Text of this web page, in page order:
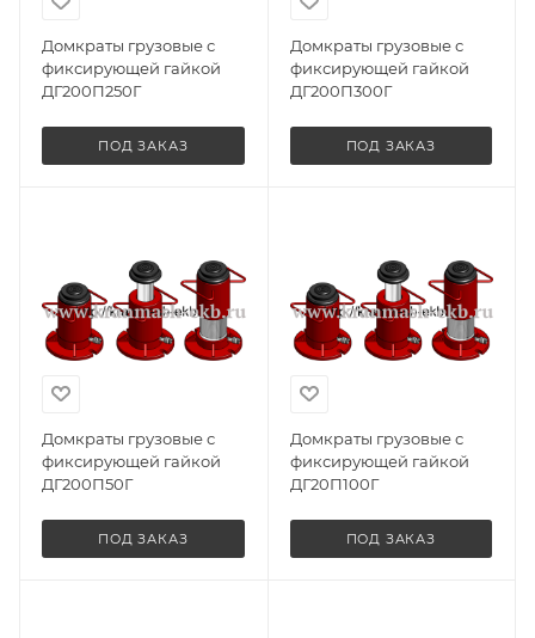
Домкраты грузовые с
фиксирующей гайкой
ДГ200П250Г
ПОД ЗАКАЗ
Домкраты грузовые с
фиксирующей гайкой
ДГ200П300Г
ПОД ЗАКАЗ
Домкраты грузовые с
фиксирующей гайкой
ДГ200П50Г
ПОД ЗАКАЗ
Домкраты грузовые с
фиксирующей гайкой
ДГ20П100Г
ПОД ЗАКАЗ